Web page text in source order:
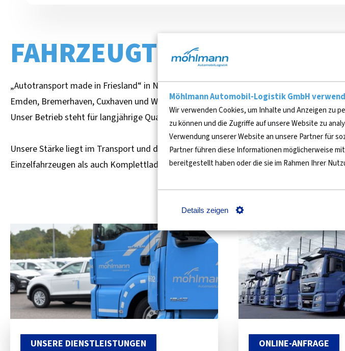
Möhlmann Automobil-Logistik GmbH
Wir verwenden Cookies, um Inhalte und Anzeigen zu
zu können und die Zugriffe auf unsere Website zu
Verwendung unserer Website an unsere Partner für
Partner führen diese Informationen möglicherweise
bereitgestellt haben oder die sie im Rahmen Ihrer
Details zeigen
FAHRZEUGTRANSPORTE
„Autotransport made in Friesland“ in Norddeutschland seit mehreren Jahrzehnten.
Emden, Bremerhaven, Cuxhaven und Wilhelmshaven haben Möhlmann Automobil-
Unser Betrieb steht für langjährige Qualität, Zuverlässigkeit, Flexibilität und Erfahrung.
Unsere Stärke liegt im Transport und der Lagerung von PKW und Nutzfahrzeugen bis
Einzelfahrzeugen als auch Komplettladungen von bis zu zehn Fahrzeugen mit dem
UNSERE DIENSTLEISTUNGEN ONLINE-ANFRAGE